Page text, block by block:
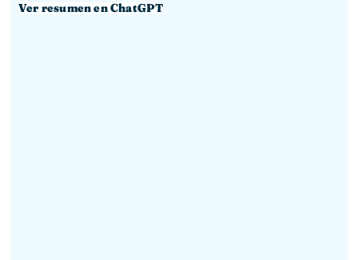
Ver resumen en ChatGPT